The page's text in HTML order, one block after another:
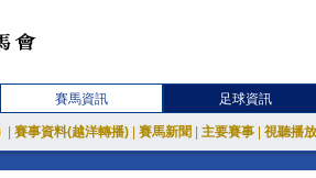
賽馬資訊 足球資訊
賽事資料(越洋轉播) 賽馬新聞 主要賽事 視聽播